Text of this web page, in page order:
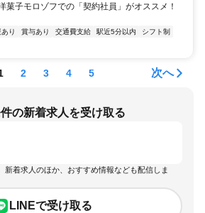
菓子モロゾフでの「契約社員」がオススメ！
り 賞与あり 交通費支給 駅近5分以内
シフト制
2 3 4 5 次へ
の新着求人を受け取る
新着求人のほか、おすすめ情報なども配信しま
LINEで受け取る